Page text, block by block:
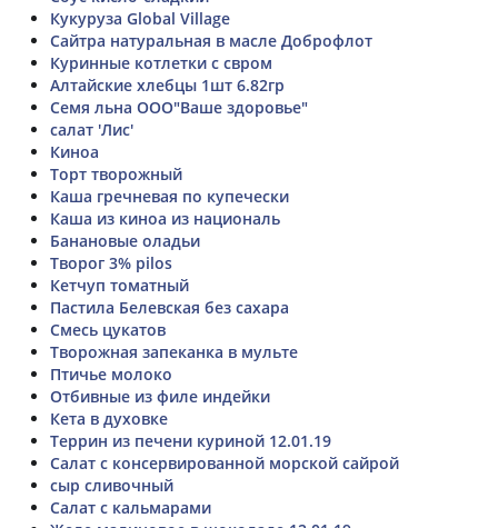
Кукуруза Global Village
Сайтра натуральная в масле Доброфлот
Куринные котлетки с свром
Алтайские хлебцы 1шт 6.82гр
Семя льна ООО"Ваше здоровье"
салат 'Лис'
Киноа
Торт творожный
Каша гречневая по купечески
Каша из киноа из националь
Банановые оладьи
Творог 3% pilos
Кетчуп томатный
Пастила Белевская без сахара
Смесь цукатов
Творожная запеканка в мульте
Птичье молоко
Отбивные из филе индейки
Кета в духовке
Террин из печени куриной 12.01.19
Салат с консервированной морской сайрой
сыр сливочный
Салат с кальмарами